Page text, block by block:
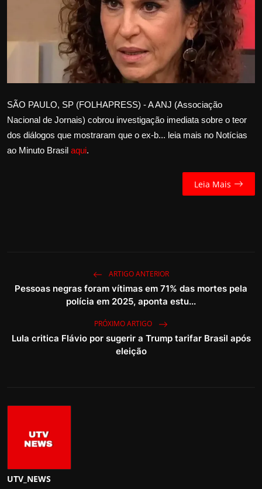
Internacional
Política
Saúde
SÃO PAULO, SP (FOLHAPRESS) - A ANJ (Associação
Nacional de Jornais) cobrou investigação imediata sobre o teor
dos diálogos que mostraram que o ex-b... leia mais no Notícias
ao Minuto Brasil aqui.
Leia Mais
ARTIGO ANTERIOR
Pessoas negras foram vítimas em 71% das mortes pela
polícia em 2025, aponta estu...
PRÓXIMO ARTIGO
Lula critica Flávio por sugerir a Trump tarifar Brasil após
eleição
UTV_NEWS